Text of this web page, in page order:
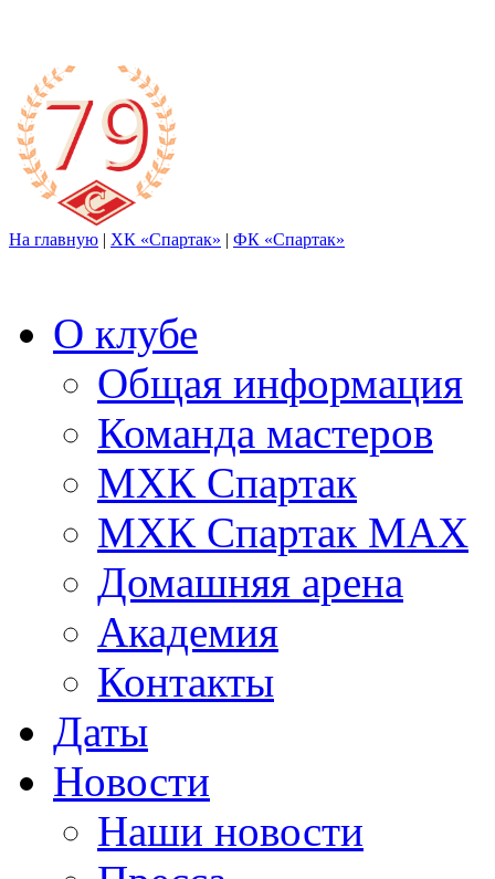
На главную | ХК «Спартак» | ФК «Спартак»
О клубе
Общая информация
Команда мастеров
МХК Спартак
МХК Спартак МАХ
Домашняя арена
Академия
Контакты
Даты
Новости
Наши новости